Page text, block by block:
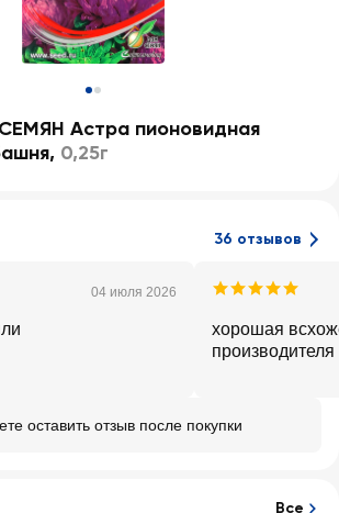
Астра пионовидная
, 0,25г
36 отзывов
04 июля 2026
хорошая
производителя
оставить отзыв после покупки
Все